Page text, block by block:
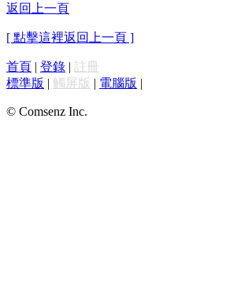
返回上一頁
[ 點擊這裡返回上一頁 ]
首頁 | 登錄 | 註冊
標準版 | 觸屏版 | 電腦版 |
© Comsenz Inc.